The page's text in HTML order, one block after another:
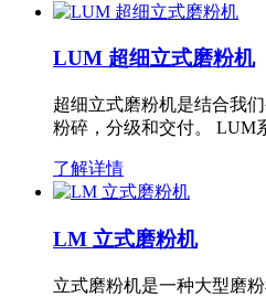
LUM 超细立式磨粉机
超细立式磨粉机是结合我
粉碎，分级和交付。 LUM
了解详情
LM 立式磨粉机
立式磨粉机是一种大型磨